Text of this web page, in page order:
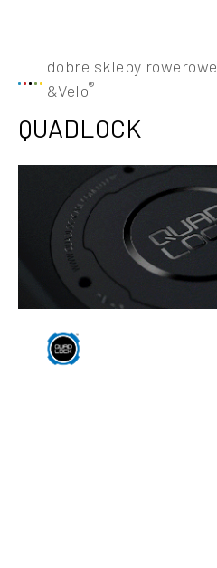
dobre sklepy rowerowe
&Velo®
QUADLOCK